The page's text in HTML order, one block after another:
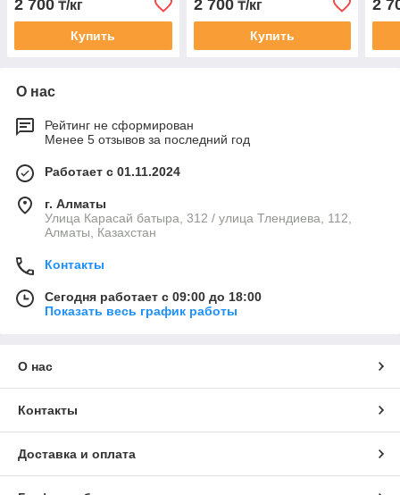
2 700 ₸/кг
Купить
2 700₸/кг
Купить
2
О нас
Рейтинг не сформирован
Менее 5 отзывов за последний год
Работает с 01.11.2024
г. Алматы
Улица Карасай батыра, 312 / улица Тлендиева, 112,
Алматы, Казахстан
Контакты
Сегодня работает с 09:00 до 18:00
Показать весь график работы
О нас
Контакты
Доставка и оплата